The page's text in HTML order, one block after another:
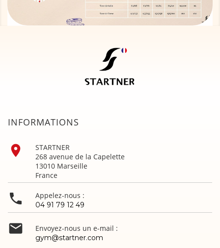
INFORMATIONS

STARTNER
268 avenue de la Capelette
13010 Marseille
France
 Appelez-nous :
04 91 79 12 49
 Envoyez-nous un e-mail :
gym@startner.com